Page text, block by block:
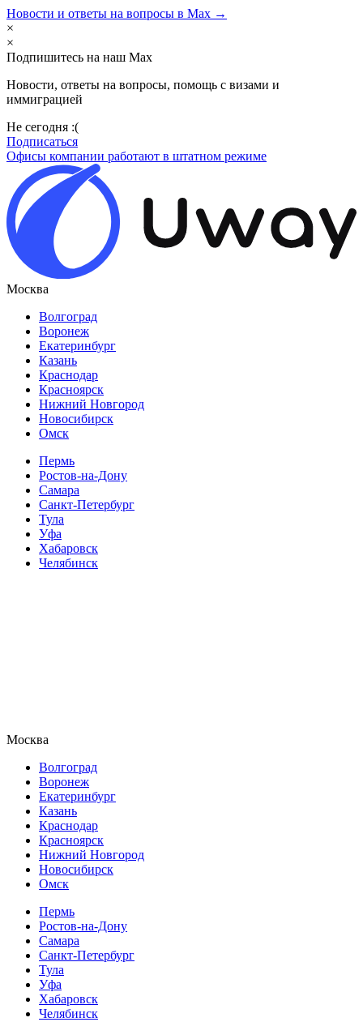
Новости и ответы на вопросы в Max →
×
×
Подпишитесь на наш Max
Новости, ответы на вопросы, помощь с визами и
иммиграцией
Не сегодня :(
Подписаться
Офисы компании работают в штатном режиме
Москва
Волгоград
Воронеж
Екатеринбург
Казань
Краснодар
Красноярск
Нижний Новгород
Новосибирск
Омск
Пермь
Ростов-на-Дону
Самара
Санкт-Петербург
Тула
Уфа
Хабаровск
Челябинск
Москва
Волгоград
Воронеж
Екатеринбург
Казань
Краснодар
Красноярск
Нижний Новгород
Новосибирск
Омск
Пермь
Ростов-на-Дону
Самара
Санкт-Петербург
Тула
Уфа
Хабаровск
Челябинск